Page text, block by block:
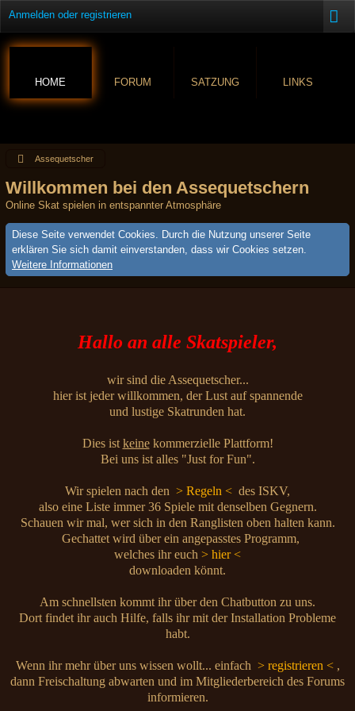
Anmelden oder registrieren
HOME FORUM SATZUNG LINKS
Assequetscher
Willkommen bei den Assequetschern
Online Skat spielen in entspannter Atmosphäre
Diese Seite verwendet Cookies. Durch die Nutzung unserer Seite
erklären Sie sich damit einverstanden, dass wir Cookies setzen.
Weitere Informationen
Hallo an alle Skatspieler,
wir sind die Assequetscher...
hier ist jeder willkommen, der Lust auf spannende
und lustige Skatrunden hat.
Dies ist keinekommerzielle Plattform!
Bei uns ist alles "Just for Fun".
Wir spielen nach den > Regeln < des ISKV,
also eine Liste immer 36 Spiele mit denselben Gegnern.
Schauen wir mal, wer sich in den Ranglisten oben halten kann.
Gechattet wird über ein angepasstes Programm,
welches ihr euch > hier <
downloaden könnt.
Am schnellsten kommt ihr über den Chatbutton zu uns.
Dort findet ihr auch Hilfe, falls ihr mit der Installation Probleme
habt.
Wenn ihr mehr über uns wissen wollt... einfach > registrieren < ,
dann Freischaltung abwarten und im Mitgliederbereich des Forums
informieren.